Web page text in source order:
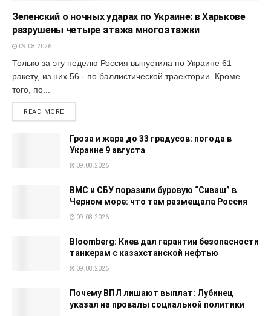
Зеленский о ночных ударах по Украине: в Харькове
разрушены четыре этажа многоэтажки
09.08.2026
Только за эту неделю Россия выпустила по Украине 61
ракету, из них 56 - по баллистической траектории. Кроме
того, по...
READ MORE
Гроза и жара до 33 градусов: погода в
Украине 9 августа
09.08.2026
ВМС и СБУ поразили буровую “Сиваш” в
Черном море: что там размещала Россия
09.08.2026
Bloomberg: Киев дал гарантии безопасности
танкерам с казахстанской нефтью
09.08.2026
Почему ВПЛ лишают выплат: Лубинец
указал на провалы социальной политики